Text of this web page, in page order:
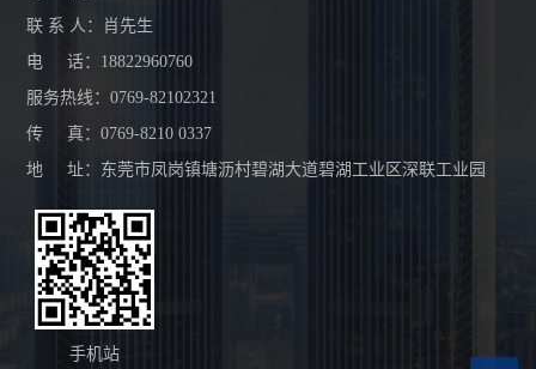
联 系 人：肖先生
电 话：18822960760
服务热线：0769-82102321
传 真：0769-8210 0337
地 址：东莞市凤岗镇塘沥村碧湖大道碧湖工业区深联工业园
手机站